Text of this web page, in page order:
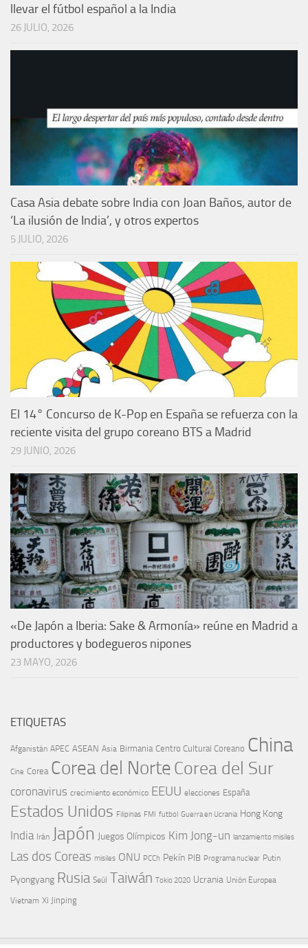
llevar el fútbol español a la India
26 JULIO, 2026
Casa Asia debate sobre India con Joan Baños, autor de
‘La ilusión de India’, y otros expertos
5 JULIO, 2026
El 14° Concurso de K-Pop en España se refuerza con la
reciente visita del grupo coreano BTS a Madrid
29 JUNIO, 2026
«De Japón a Iberia: Sake & Armonía» reúne en Madrid a
productores y bodegueros nipones
23 MAYO, 2026
ETIQUETAS
Afganistán APEC ASEAN Asia Birmania Centro Cultural Coreano China
Cine Corea Corea del NorteCorea del Sur
coronavirus crecimiento económico EEUU elecciones España
Estados Unidos Filipinas FMI futbol Guerra en Ucrania Hong Kong
India Irán Japón Juegos Olímpicos Kim Jong-un lanzamiento misiles
Las dos Coreas misiles ONU PCCh Pekín PIB Programa nuclear Putin
Pyongyang Rusia Seúl Taiwán Tokio 2020 Ucrania Unión Europea
Vietnam Xi Jinping